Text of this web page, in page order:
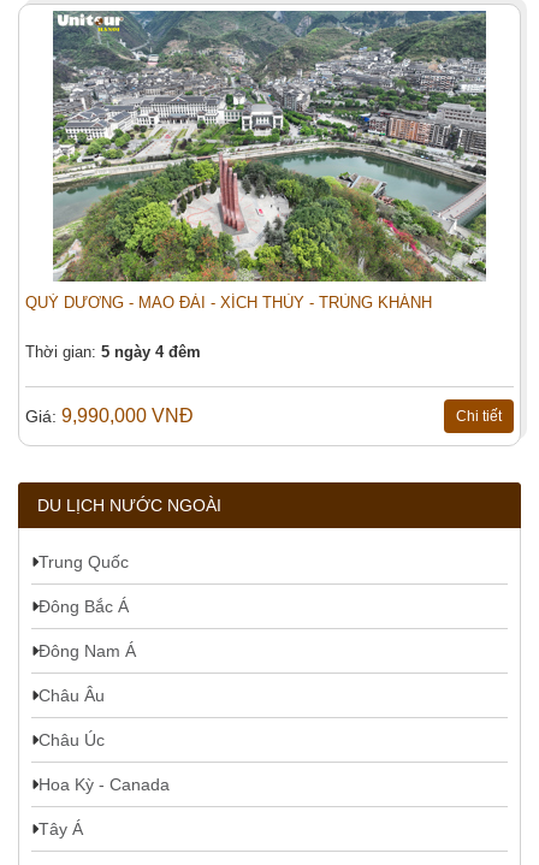
QUÝ DƯƠNG - MAO ĐÀI - XÍCH THỦY - TRÙNG KHÁNH
Thời gian: 5 ngày 4 đêm
Giá: 9,990,000 VNĐ Chi tiết
DU LỊCH NƯỚC NGOÀI
Trung Quốc
Đông Bắc Á
Đông Nam Á
Châu Âu
Châu Úc
Hoa Kỳ - Canada
Tây Á